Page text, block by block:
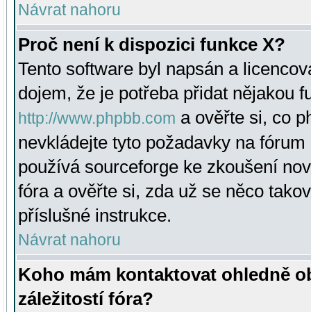
Návrat nahoru
Proč není k dispozici funkce X?
Tento software byl napsán a
dojem, že je potřeba přidat nějakou
http://www.phpbb.com a ověřte si, co
nevkládejte tyto požadavky na
používá sourceforge ke zkoušení
fóra a ověřte si, zda už se něco
příslušné instrukce.
Návrat nahoru
Koho mám kontaktovat ohledně
záležitostí fóra?